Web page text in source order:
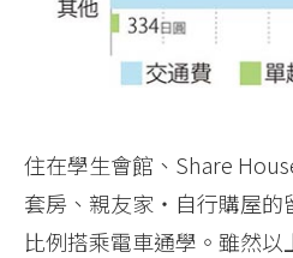
住在學生會館、Share
套房、親友家‧自行購屋的
比例搭乘電車通學。雖然